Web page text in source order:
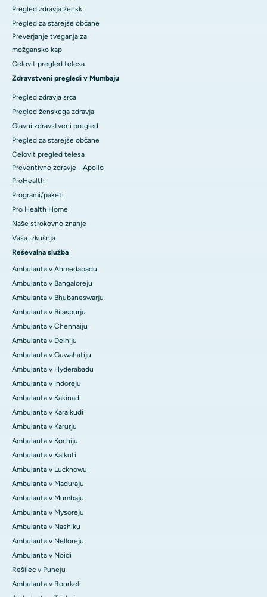
Pregled zdravja žensk
Pregled za starejše občane
Preverjanje tveganja za
možgansko kap
Celovit pregled telesa
Zdravstveni pregledi v Mumbaju
Pregled zdravja srca
Pregled ženskega zdravja
Glavni zdravstveni pregled
Pregled za starejše občane
Celovit pregled telesa
Preventivno zdravje - Apollo
ProHealth
Programi/paketi
Pro Health Home
Naše strokovno znanje
Vaša izkušnja
Reševalna služba
Ambulanta v Ahmedabadu
Ambulanta v Bangaloreju
Ambulanta v Bhubaneswarju
Ambulanta v Bilaspurju
Ambulanta v Chennaiju
Ambulanta v Delhiju
Ambulanta v Guwahatiju
Ambulanta v Hyderabadu
Ambulanta v Indoreju
Ambulanta v Kakinadi
Ambulanta v Karaikudi
Ambulanta v Karurju
Ambulanta v Kochiju
Ambulanta v Kalkuti
Ambulanta v Lucknowu
Ambulanta v Maduraju
Ambulanta v Mumbaju
Ambulanta v Mysoreju
Ambulanta v Nashiku
Ambulanta v Nelloreju
Ambulanta v Noidi
Rešilec v Puneju
Ambulanta v Rourkeli